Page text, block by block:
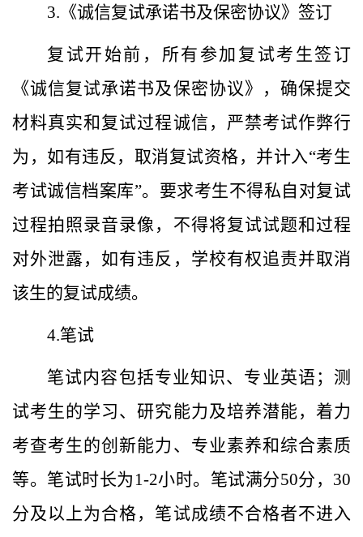
3.《诚信复试承诺书及保密协议》签订
复试开始前，所有参加复试考生签订
《诚信复试承诺书及保密协议》，确保提交
材料真实和复试过程诚信，严禁考试作弊行
为，如有违反，取消复试资格，并计入“考生
考试诚信档案库”。要求考生不得私自对复试
过程拍照录音录像，不得将复试试题和过程
对外泄露，如有违反，学校有权追责并取消
该生的复试成绩。
4.笔试
笔试内容包括专业知识、专业英语；测
试考生的学习、研究能力及培养潜能，着力
考查考生的创新能力、专业素养和综合素质
等。笔试时长为1-2小时。笔试满分50分，30
分及以上为合格，笔试成绩不合格者不进入